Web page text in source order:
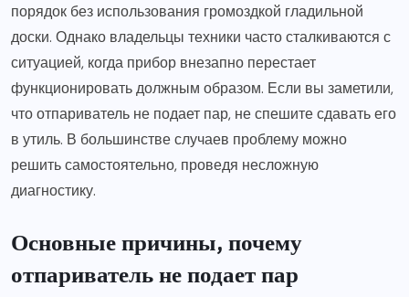
порядок без использования громоздкой гладильной
доски. Однако владельцы техники часто сталкиваются с
ситуацией, когда прибор внезапно перестает
функционировать должным образом. Если вы заметили,
что отпариватель не подает пар, не спешите сдавать его
в утиль. В большинстве случаев проблему можно
решить самостоятельно, проведя несложную
диагностику.
Основные причины, почему
отпариватель не подает пар